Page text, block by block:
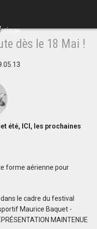
dès le 18 Mai !
été, ICI, les prochaines
forme aérienne pour
le cadre du festival
Maurice Baquet -
MAINTENUE